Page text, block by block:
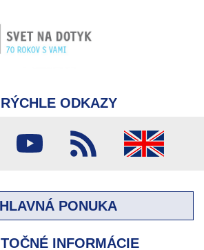
RÝCHLE ODKAZY
PONUKA
INFORMÁCIE